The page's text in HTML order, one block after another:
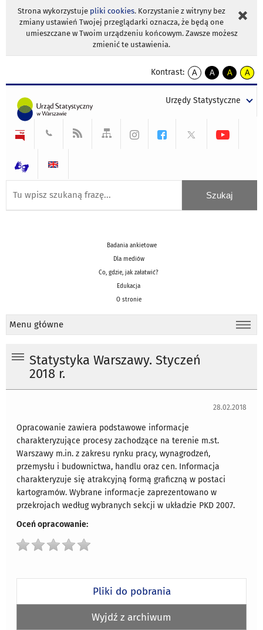
Strona wykorzystuje pliki cookies. Korzystanie z witryny bez
zmiany ustawień Twojej przeglądarki oznacza, że będą one
umieszczane w Twoim urządzeniu końcowym. Zawsze możesz
zmienić te ustawienia.
Kontrast:
A
kontrast
A
kontrast
tekst
czarnym
A
kontrast
tekst
czarnym
A
tekst
żółtym
Urzędy Statystyczne
Badania ankietowe
Dla mediów
Co, gdzie, jak załatwić?
Edukacja
O stronie
Menu główne
Statystyka Warszawy. Styczeń
2018 r.
28.02.2018
Opracowanie zawiera podstawowe informacje
charakteryzujące procesy zachodzące na terenie m.st.
Warszawy m.in. z zakresu rynku pracy, wynagrodzeń,
przemysłu i budownictwa, handlu oraz cen. Informacja
charakteryzuje się atrakcyjną formą graficzną w postaci
kartogramów. Wybrane informacje zaprezentowano w
przekrojach według wybranych sekcji w układzie PKD 2007.
Oceń opracowanie:
Pliki do pobrania
Wyjdź z archiwum